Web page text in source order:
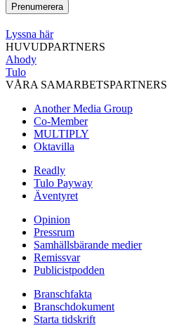
Lyssna här
HUVUDPARTNERS
Ahody
Tulo
VÅRA SAMARBETSPARTNERS
Another Media Group
Co-Member
MULTIPLY
Oktavilla
Readly
Tulo Payway
Äventyret
Opinion
Pressrum
Samhällsbärande medier
Remissvar
Publicistpodden
Branschfakta
Branschdokument
Starta tidskrift